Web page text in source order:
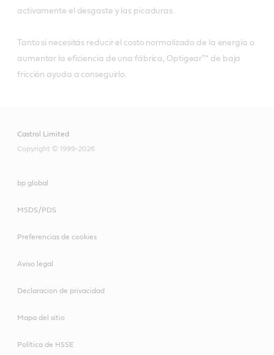
activamente el desgaste y las picaduras.
Tanto si necesitás reducir el costo normalizado de la energía o
aumentar la eficiencia de una fábrica, Optigear™ de baja
fricción ayuda a conseguirlo.
Castrol Limited
Copyright © 1999-2026
bp global
MSDS/PDS
Preferencias de cookies
Aviso legal
Declaracion de privacidad
Mapa del sitio
Política de HSSE